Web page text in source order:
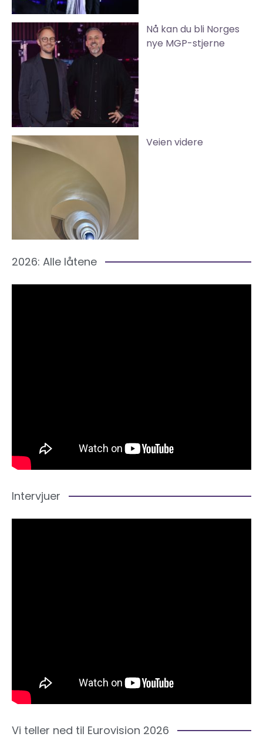
Nå kan du bli Norges
nye MGP-stjerne
Veien videre
2026: Alle låtene
Intervjuer
Vi teller ned til Eurovision 2026